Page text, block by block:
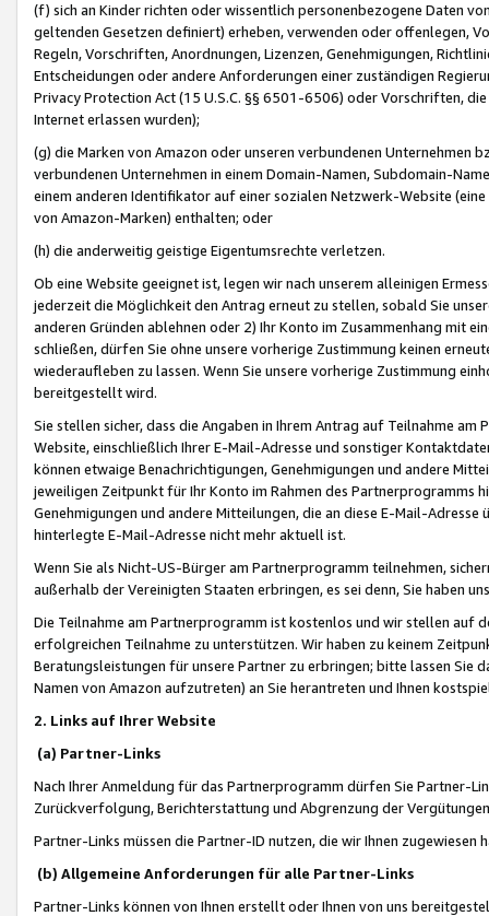
(f) sich an Kinder richten oder wissentlich personenbezogene Daten
geltenden Gesetzen definiert) erheben, verwenden oder offenlegen,
Regeln, Vorschriften, Anordnungen, Lizenzen, Genehmigungen,
Entscheidungen oder andere Anforderungen einer zuständigen
Privacy Protection Act (15 U.S.C. §§ 6501-6506) oder Vorschriften,
Internet erlassen wurden);
(g) die Marken von Amazon oder unseren verbundenen Unternehmen
verbundenen Unternehmen in einem Domain-Namen, Subdomain-
einem anderen Identifikator auf einer sozialen Netzwerk-Website
von Amazon-Marken) enthalten; oder
(h) die anderweitig geistige Eigentumsrechte verletzen.
Ob eine Website geeignet ist, legen wir nach unserem alleinigen
jederzeit die Möglichkeit den Antrag erneut zu stellen, sobald Sie
anderen Gründen ablehnen oder 2) Ihr Konto im Zusammenhang mit
schließen, dürfen Sie ohne unsere vorherige Zustimmung keinen
wiederaufleben zu lassen. Wenn Sie unsere vorherige Zustimmung
bereitgestellt wird.
Sie stellen sicher, dass die Angaben in Ihrem Antrag auf Teilnahme
Website, einschließlich Ihrer E-Mail-Adresse und sonstiger
können etwaige Benachrichtigungen, Genehmigungen und andere
jeweiligen Zeitpunkt für Ihr Konto im Rahmen des Partnerprogramms
Genehmigungen und andere Mitteilungen, die an diese E-Mail-
hinterlegte E-Mail-Adresse nicht mehr aktuell ist.
Wenn Sie als Nicht-US-Bürger am Partnerprogramm teilnehmen,
außerhalb der Vereinigten Staaten erbringen, es sei denn, Sie haben
Die Teilnahme am Partnerprogramm ist kostenlos und wir stellen auf
erfolgreichen Teilnahme zu unterstützen. Wir haben zu keinem
Beratungsleistungen für unsere Partner zu erbringen; bitte lassen Sie
Namen von Amazon aufzutreten) an Sie herantreten und Ihnen
2. Links auf Ihrer Website
(a) Partner-Links
Nach Ihrer Anmeldung für das Partnerprogramm dürfen Sie Partner-
Zurückverfolgung, Berichterstattung und Abgrenzung der
Partner-Links müssen die Partner-ID nutzen, die wir Ihnen zugewiesen
(b) Allgemeine Anforderungen für alle Partner-Links
Partner-Links können von Ihnen erstellt oder Ihnen von uns